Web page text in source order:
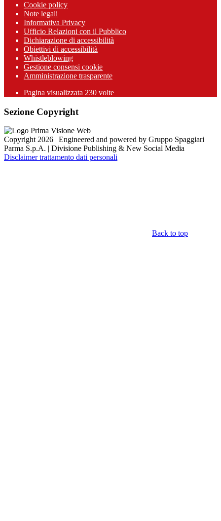
Cookie policy
Note legali
Informativa Privacy
Ufficio Relazioni con il Pubblico
Dichiarazione di accessibilità
Obiettivi di accessibilità
Whistleblowing
Gestione consensi cookie
Amministrazione trasparente
Pagina visualizzata 230 volte
Sezione Copyright
Copyright 2026 | Engineered and powered by Gruppo Spaggiari
Parma S.p.A. | Divisione Publishing & New Social Media
Disclaimer trattamento dati personali
Back to top